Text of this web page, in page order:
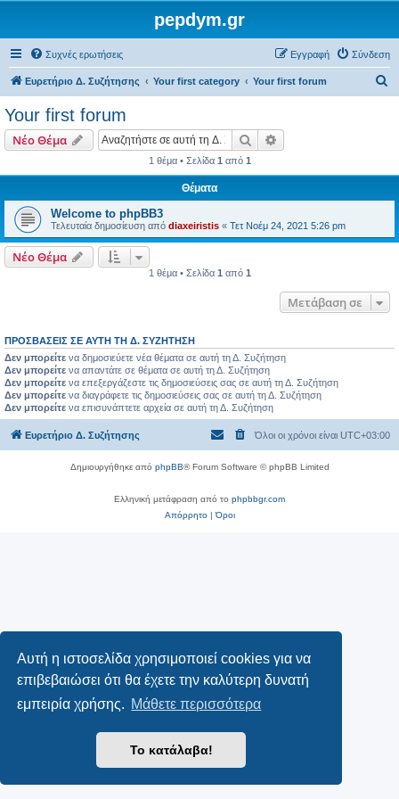
Αυτή η ιστοσελίδα χρησιμοποιεί cookies για να
επιβεβαιώσει ότι θα έχετε την καλύτερη δυνατή
εμπειρία χρήσης. Μάθετε περισσότερα
Το κατάλαβα!
pepdym.gr
Συχνές ερωτήσεις Σύνδεση
Εγγραφή
Ευρετήριο Δ. Συζήτησης Your first category Your first forum
Your first forum
Νέο Θέμα Αναζήτηση
1 θέμα • Σελίδα 1 από 1
Θέματα
Welcome to phpBB3
Τελευταία δημοσίευση από diaxeiristis « Τετ Νοέμ 24, 2021 5:26 pm
Νέο Θέμα
1 θέμα • Σελίδα 1 από 1
Μετάβαση σε
ΠΡΟΣΒΆΣΕΙΣ ΣΕ ΑΥΤΉ ΤΗ Δ. ΣΥΖΉΤΗΣΗ
Δεν μπορείτε να δημοσιεύετε νέα θέματα σε αυτή τη Δ. Συζήτηση
Δεν μπορείτε να απαντάτε σε θέματα σε αυτή τη Δ. Συζήτηση
Δεν μπορείτε να επεξεργάζεστε τις δημοσιεύσεις σας σε αυτή τη Δ. Συζήτηση
Δεν μπορείτε να διαγράφετε τις δημοσιεύσεις σας σε αυτή τη Δ. Συζήτηση
Δεν μπορείτε να επισυνάπτετε αρχεία σε αυτή τη Δ. Συζήτηση
Ευρετήριο Δ. Συζήτησης Όλοι οι χρόνοι είναι UTC+03:00
Δημιουργήθηκε από phpBB® Forum Software © phpBB Limited
Ελληνική μετάφραση από το phpbbgr.com
Απόρρητο|Όροι